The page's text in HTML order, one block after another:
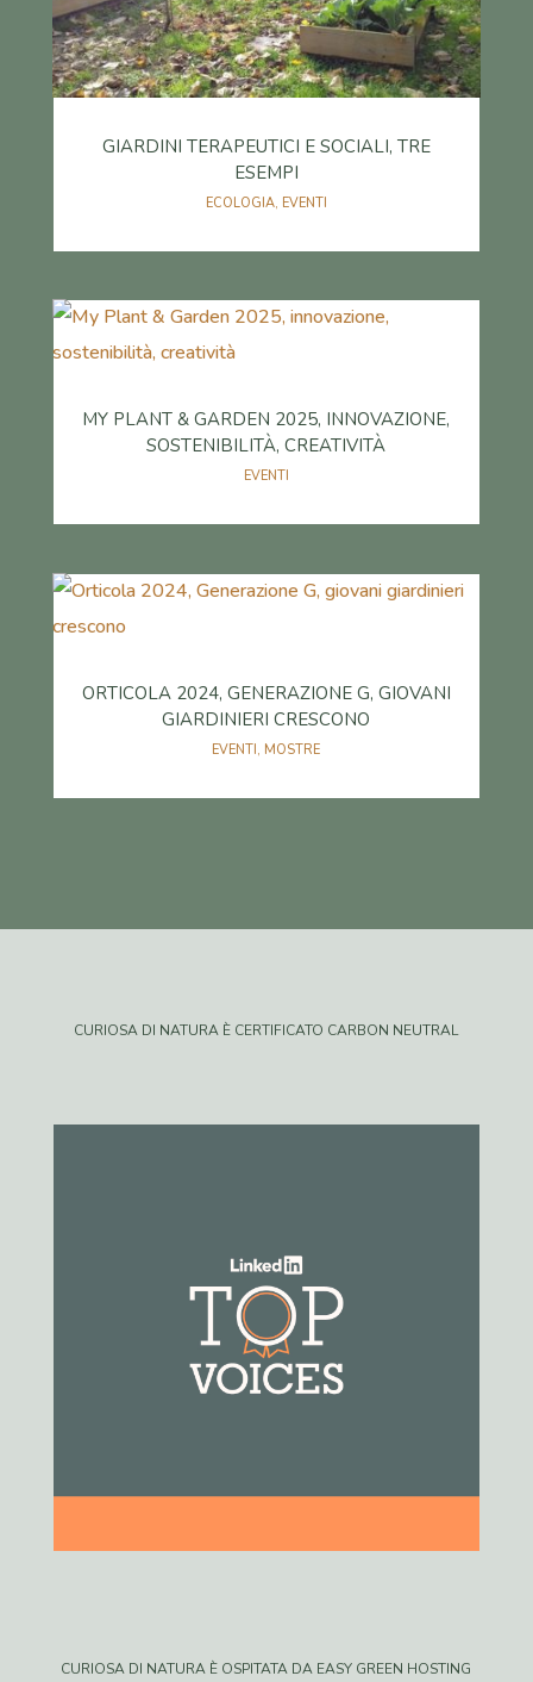
GIARDINI TERAPEUTICI E SOCIALI, TRE
ESEMPI
ECOLOGIA, EVENTI
MY PLANT & GARDEN 2025, INNOVAZIONE,
SOSTENIBILITÀ, CREATIVITÀ
EVENTI
ORTICOLA 2024, GENERAZIONE G, GIOVANI
GIARDINIERI CRESCONO
EVENTI, MOSTRE
CURIOSA DI NATURA È CERTIFICATO CARBON NEUTRAL
CURIOSA DI NATURA È OSPITATA DA EASY GREEN HOSTING